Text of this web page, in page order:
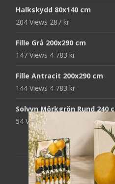
Halkskydd 80x140 cm
204 Views 287 kr
Fille Grå 200x290 cm
147 Views 4 783 kr
Fille Antracit 200x290 cm
144 Views 4 783 kr
Solvyn Mörkgrön Rund 240
54 Views1 871